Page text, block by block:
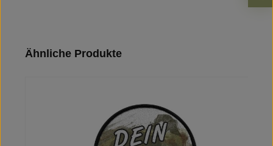
Produktgalerie überspringen
Ähnliche Produkte